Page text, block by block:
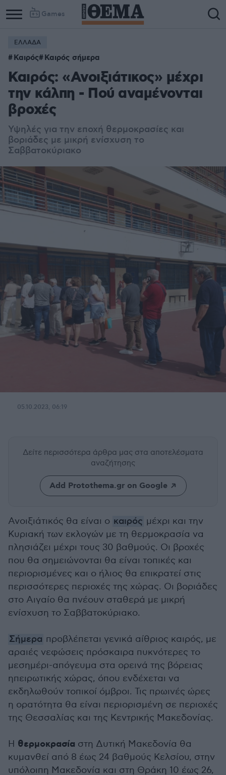
Games
Column
1
Column
2
ΕΛΛΑΔΑ
Καιρός Καιρός σήμερα
Καιρός: «Ανοιξιάτικος» μέχρι
την κάλπη - Πού αναμένονται
βροχές
Υψηλές για την εποχή θερμοκρασίες και
βοριάδες με μικρή ενίσχυση το
Σαββατοκύριακο
05.10.2023, 06:19
Δείτε περισσότερα άρθρα μας στα αποτελέσματα
αναζήτησης
Add Protothema.gr on Google
Ανοιξιάτικός θα είναι ο καιρός μέχρι και την
Κυριακή των εκλογών με τη θερμοκρασία να
πλησιάζει μέχρι τους 30 βαθμούς. Οι βροχές
που θα σημειώνονται θα είναι τοπικές και
περιορισμένες και ο ήλιος θα επικρατεί στις
περισσότερες περιοχές της χώρας. Οι βοριάδες
στο Αιγαίο θα πνέουν σταθερά με μικρή
ενίσχυση το Σαββατοκύριακο.
Σήμερα προβλέπεται γενικά αίθριος καιρός, με
αραιές νεφώσεις πρόσκαιρα πυκνότερες το
μεσημέρι-απόγευμα στα ορεινά της βόρειας
ηπειρωτικής χώρας, όπου ενδέχεται να
εκδηλωθούν τοπικοί όμβροι. Τις πρωινές ώρες
η ορατότητα θα είναι περιορισμένη σε περιοχές
της Θεσσαλίας και της Κεντρικής Μακεδονίας.
Η θερμοκρασία στη Δυτική Μακεδονία θα
κυμανθεί από 8 έως 24 βαθμούς Κελσίου, στην
υπόλοιπη Μακεδονία και στη Θράκη 10 έως 26,